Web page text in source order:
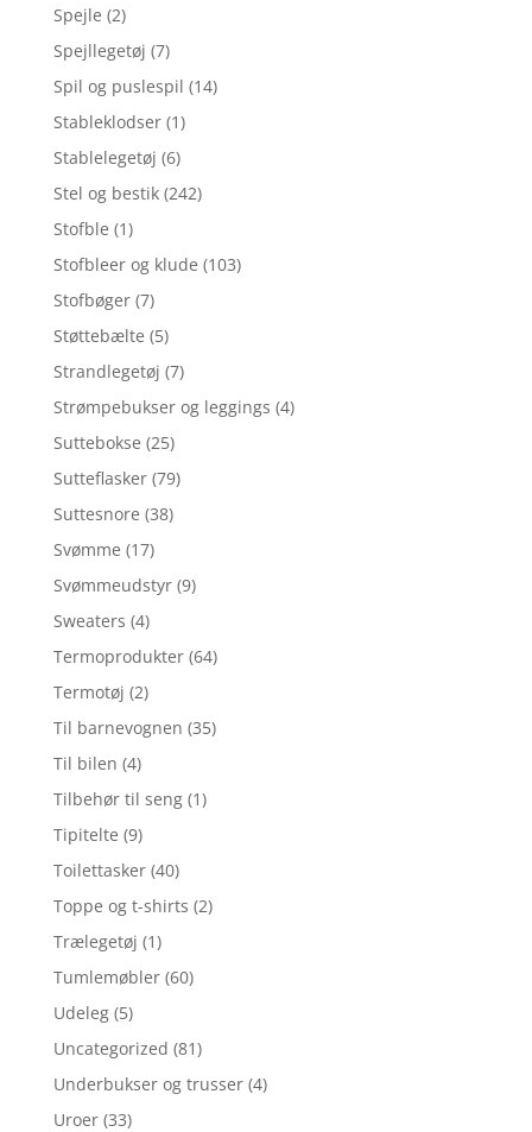
Spejle (2)
Spejllegetøj (7)
Spil og puslespil (14)
Stableklodser (1)
Stablelegetøj (6)
Stel og bestik (242)
Stofble (1)
Stofbleer og klude (103)
Stofbøger (7)
Støttebælte (5)
Strandlegetøj (7)
Strømpebukser og leggings (4)
Suttebokse (25)
Sutteflasker (79)
Suttesnore (38)
Svømme (17)
Svømmeudstyr (9)
Sweaters (4)
Termoprodukter (64)
Termotøj (2)
Til barnevognen (35)
Til bilen (4)
Tilbehør til seng (1)
Tipitelte (9)
Toilettasker (40)
Toppe og t-shirts (2)
Trælegetøj (1)
Tumlemøbler (60)
Udeleg (5)
Uncategorized (81)
Underbukser og trusser (4)
Uroer (33)